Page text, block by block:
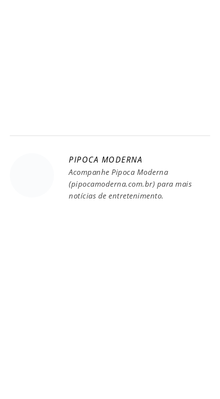
PIPOCA MODERNA
Acompanhe Pipoca Moderna
(pipocamoderna.com.br) para mais
notícias de entretenimento.